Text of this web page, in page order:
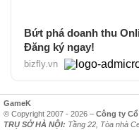
Bứt phá doanh thu
Đăng ký ngay!
bizfly.vn
GameK
© Copyright 2007 - 2026 – Công ty
TRỤ SỞ HÀ NỘI: Tầng 22, Tòa nhà